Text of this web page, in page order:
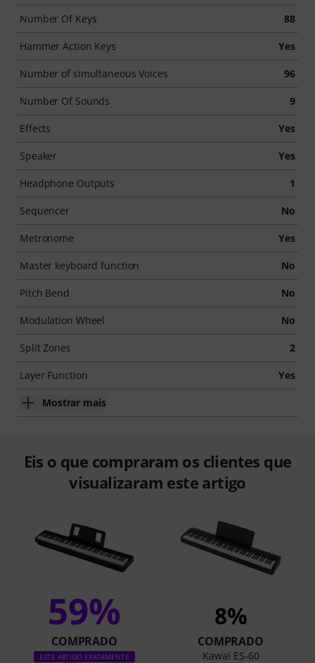
Number Of Keys 88
Hammer Action Keys Yes
Number of simultaneous Voices 96
Number Of Sounds 9
Effects Yes
Speaker Yes
Headphone Outputs 1
Sequencer No
Metronome Yes
Master keyboard function No
Pitch Bend No
Modulation Wheel No
Split Zones 2
Layer Function Yes
Mostrar mais
Eis o que compraram os clientes que
visualizaram este artigo
59%
COMPRADO
ESTE ARTIGO EXATAMENTE
8%
COMPRADO
Kawai ES-60